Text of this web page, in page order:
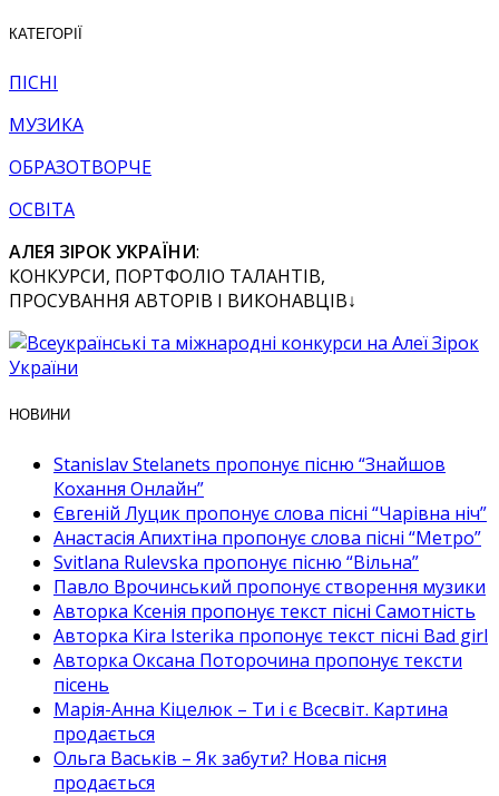
КАТЕГОРІЇ
ПІСНІ
МУЗИКА
ОБРАЗОТВОРЧЕ
ОСВІТА
АЛЕЯ ЗІРОК УКРАЇНИ:
КОНКУРСИ, ПОРТФОЛІО ТАЛАНТІВ,
ПРОСУВАННЯ АВТОРІВ І ВИКОНАВЦІВ↓
НОВИНИ
Stanislav Stelanets пропонує пісню “Знайшов
Кохання Онлайн”
Євгеній Луцик пропонує слова пісні “Чарівна ніч”
Анастасія Апихтіна пропонує слова пісні “Метро”
Svitlana Rulevska пропонує пісню “Вільна”
Павло Врочинський пропонує створення музики
Авторка Ксенія пропонує текст пісні Самотність
Авторка Kira Isterika пропонує текст пісні Bad girl
Авторка Оксана Поторочина пропонує тексти
пісень
Марія-Анна Кіцелюк – Ти і є Всесвіт. Картина
продається
Ольга Васьків – Як забути? Нова пісня
продається